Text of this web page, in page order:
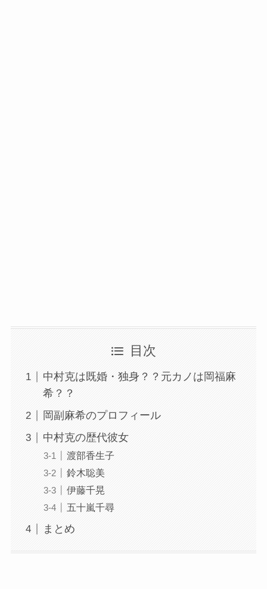
目次
中村克は既婚・独身？？元カノは岡福麻
希？？
岡副麻希のプロフィール
中村克の歴代彼女
渡部香生子
鈴木聡美
伊藤千晃
五十嵐千尋
まとめ